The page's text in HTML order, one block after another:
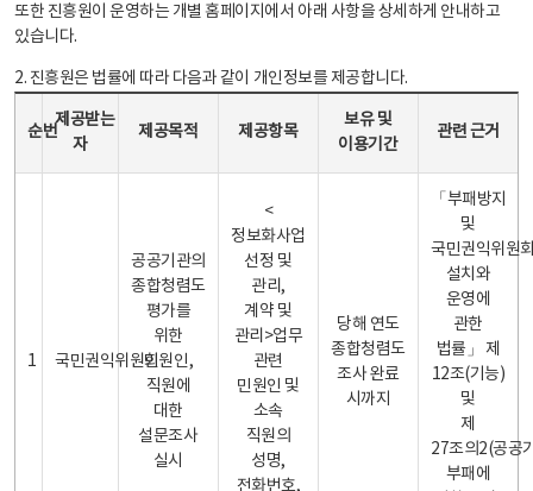
또한 진흥원이 운영하는 개별 홈페이지에서 아래 사항을 상세하게 안내하고
있습니다.
2. 진흥원은 법률에 따라 다음과 같이 개인정보를 제공합니다.
순번
제공받는
자
제공목적 제공항목
보유 및
이용기간
관련 근거
1 국민권익위원회
공공기관의
종합청렴도
평가를
위한
민원인,
직원에
대한
설문조사
실시
<
정보화사업
선정 및
관리,
계약 및
관리>업무
관련
민원인 및
소속
직원의
성명,
전화번호,
당해 연도
종합청렴도
조사 완료
시까지
「부패방지
및
국민권익위원
설치와
운영에
관한
법률」 제
12조(기능)
및
제
27조의2(공공
부패에